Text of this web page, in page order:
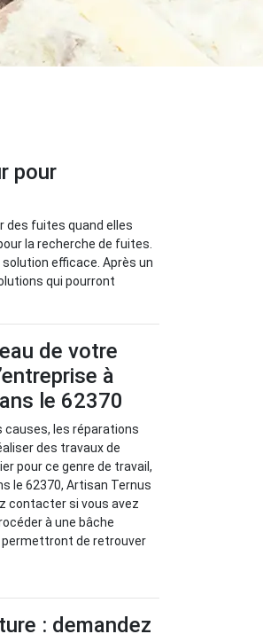
pour
des fuites quand elles
la recherche de fuites.
solution efficace. Après un
qui pourront
de votre
à
le 62370
causes, les réparations
des travaux de
pour ce genre de travail,
le 62370, Artisan Ternus
contacter si vous avez
à une bâche
permettront de retrouver
: demandez